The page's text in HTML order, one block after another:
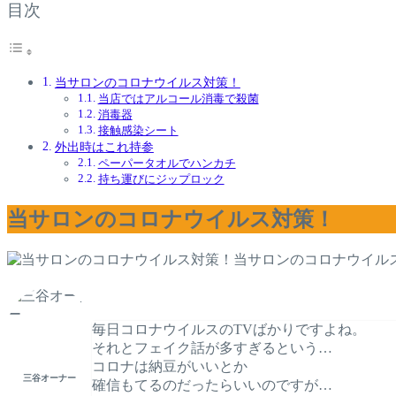
目次
当サロンのコロナウイルス対策！
当店ではアルコール消毒で殺菌
消毒器
接触感染シート
外出時はこれ持参
ペーパータオルでハンカチ
持ち運びにジップロック
当サロンのコロナウイルス対策！
当サロンのコロナウイル
三谷オーナー
毎日コロナウイルスのTVばかりですよね。
それとフェイク話が多すぎるという…
コロナは納豆がいいとか
確信もてるのだったらいいのですが…